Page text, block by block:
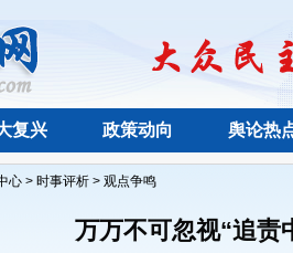
复兴 政策动向 舆论热
心 > 时事评析 > 观点争鸣
万万不可忽视“追责